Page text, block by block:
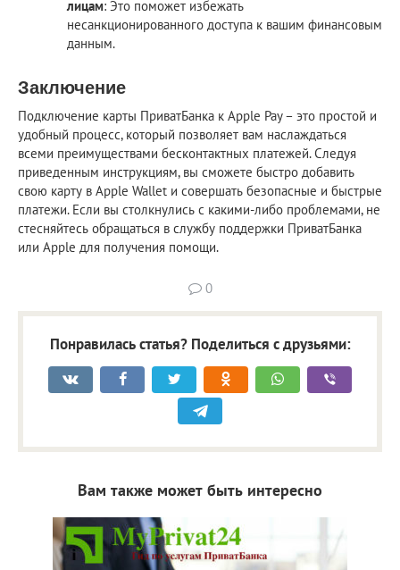
лицам: Это поможет избежать
несанкционированного доступа к вашим финансовым
данным.
Заключение
Подключение карты ПриватБанка к Apple Pay – это простой и
удобный процесс, который позволяет вам наслаждаться
всеми преимуществами бесконтактных платежей. Следуя
приведенным инструкциям, вы сможете быстро добавить
свою карту в Apple Wallet и совершать безопасные и быстрые
платежи. Если вы столкнулись с какими-либо проблемами, не
стесняйтесь обращаться в службу поддержки ПриватБанка
или Apple для получения помощи.
0
Понравилась статья? Поделиться с друзьями:
Вам также может быть интересно